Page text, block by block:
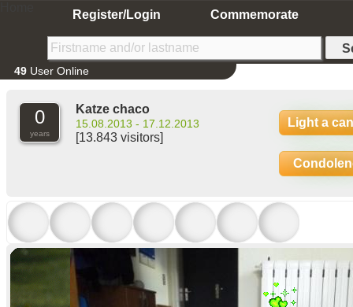
Register/Login Commemorate
49 User Online
0
years
Katze chaco
15.08.2013 - 17.12.2013
[13.843 visitors]
Light a